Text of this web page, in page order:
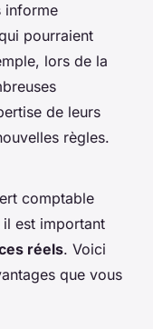
informe
pourraient
lors de la
de leurs
règles.
comptable
est important
réels. Voici
que vous